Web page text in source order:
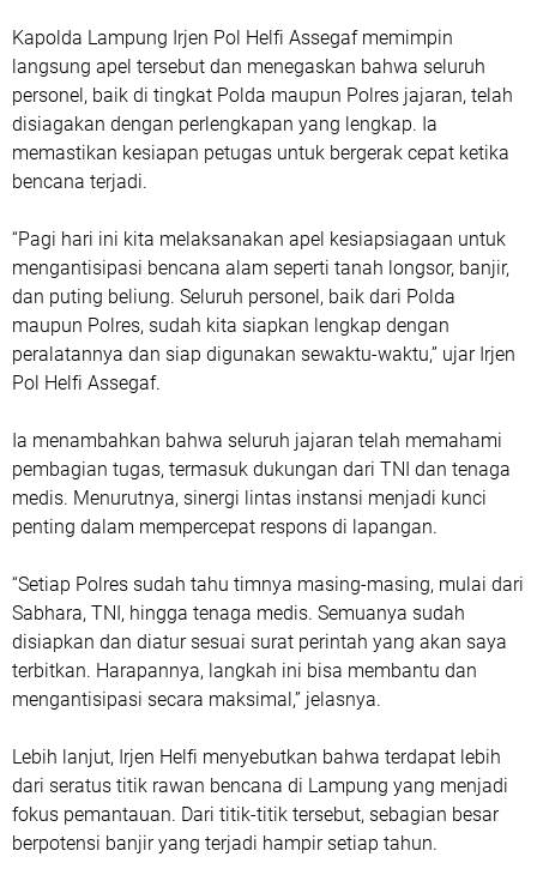
Kapolda Lampung Irjen Pol Helfi Assegaf memimpin
langsung apel tersebut dan menegaskan bahwa seluruh
personel, baik di tingkat Polda maupun Polres jajaran, telah
disiagakan dengan perlengkapan yang lengkap. Ia
memastikan kesiapan petugas untuk bergerak cepat ketika
bencana terjadi.
“Pagi hari ini kita melaksanakan apel kesiapsiagaan untuk
mengantisipasi bencana alam seperti tanah longsor, banjir,
dan puting beliung. Seluruh personel, baik dari Polda
maupun Polres, sudah kita siapkan lengkap dengan
peralatannya dan siap digunakan sewaktu-waktu,” ujar Irjen
Pol Helfi Assegaf.
Ia menambahkan bahwa seluruh jajaran telah memahami
pembagian tugas, termasuk dukungan dari TNI dan tenaga
medis. Menurutnya, sinergi lintas instansi menjadi kunci
penting dalam mempercepat respons di lapangan.
“Setiap Polres sudah tahu timnya masing-masing, mulai dari
Sabhara, TNI, hingga tenaga medis. Semuanya sudah
disiapkan dan diatur sesuai surat perintah yang akan saya
terbitkan. Harapannya, langkah ini bisa membantu dan
mengantisipasi secara maksimal,” jelasnya.
Lebih lanjut, Irjen Helfi menyebutkan bahwa terdapat lebih
dari seratus titik rawan bencana di Lampung yang menjadi
fokus pemantauan. Dari titik-titik tersebut, sebagian besar
berpotensi banjir yang terjadi hampir setiap tahun.